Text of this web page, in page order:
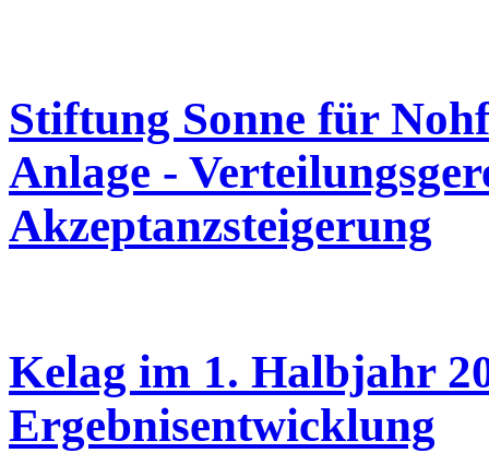
Stiftung Sonne für
Anlage -
Akzeptanzsteigerung
Kelag im 1. Halbjahr
Ergebnisentwicklung